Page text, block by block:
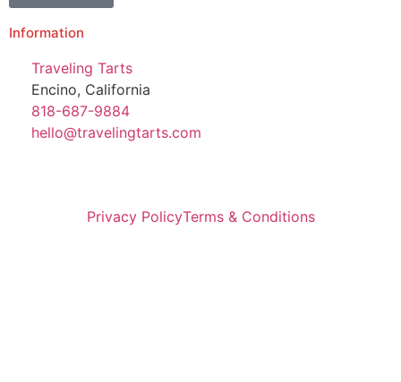
Information
Traveling Tarts
Encino, California
818-687-9884
hello@travelingtarts.com
Privacy PolicyTerms & Conditions